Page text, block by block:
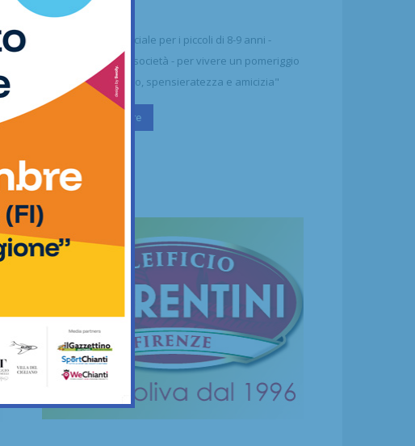
Calcio
"Un'occasione speciale per i piccoli di 8-9 anni -
sottolineano dalla società - per vivere un pomeriggio
di puro divertimento, spensieratezza e amicizia"
Continua a leggere